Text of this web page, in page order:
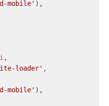
mobile' ),
,
loader' ,
mobile' ),